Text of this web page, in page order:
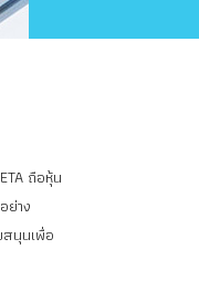
ถือหุ้น
ย่าง
สนุนเพื่อ